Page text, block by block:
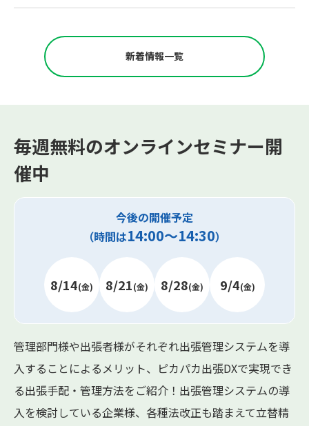
新着情報一覧
毎週無料のオンラインセミナー開
催中
今後の開催予定
（時間は14:00～14:30）
8/14(金) 8/21(金) 8/28(金) 9/4(金)
管理部門様や出張者様がそれぞれ出張管理システムを導
入することによるメリット、ピカパカ出張DXで実現でき
る出張手配・管理方法をご紹介！出張管理システムの導
入を検討している企業様、各種法改正も踏まえて立替精